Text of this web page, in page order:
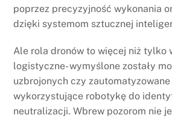
poprzez precyzyjność wykonania
dzięki systemom sztucznej
Ale rola dronów to więcej niż tylko
logistyczne- wymyślone zostały
uzbrojonych czy
wykorzystujące robotykę do
neutralizacji. Wbrew pozorom nie